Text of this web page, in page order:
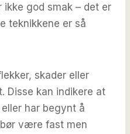
god smak – det er
teknikkene er så
skader eller
Disse kan indikere at
har begynt å
være fast men